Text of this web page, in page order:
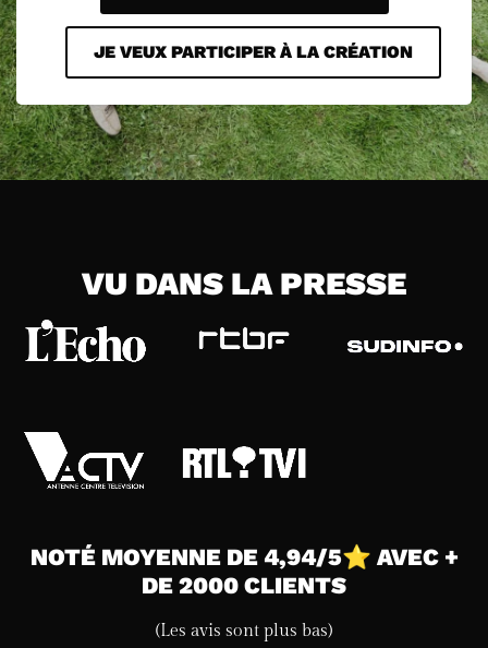
JE VEUX PARTICIPER À LA CRÉATION
VU DANS LA PRESSE
NOTÉ MOYENNE DE 4,94/5⭐ AVEC +
DE 2000 CLIENTS
(Les avis sont plus bas)